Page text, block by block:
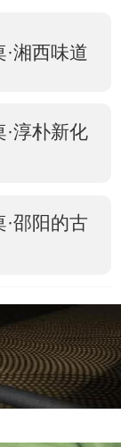
湘西味道
·淳朴新化
邵阳的古